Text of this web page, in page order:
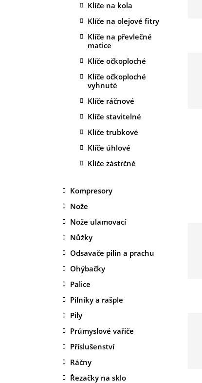
Klíče na kola
Klíče na olejové fitry
Klíče na převlečné
matice
Klíče očkoploché
Klíče očkoploché
vyhnuté
Klíče ráčnové
Klíče stavitelné
Klíče trubkové
Klíče úhlové
Klíče zástrčné
Kompresory
Nože
Nože ulamovací
Nůžky
Odsavače pilin a prachu
Ohýbačky
Palice
Pilníky a rašple
Pily
Průmyslové vařiče
Příslušenství
Ráčny
Řezačky na sklo